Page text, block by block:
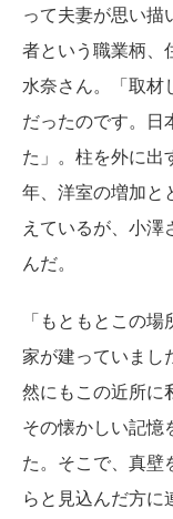
って夫妻が思い描
者という職業柄、
水奈さん。「取材
だったのです。日
た」。柱を外に出
年、洋室の増加と
えているが、小澤
んだ。
「もともとこの
家が建っていまし
然にもこの近所に
その懐かしい記憶
た。そこで、真壁
らと見込んだ方に